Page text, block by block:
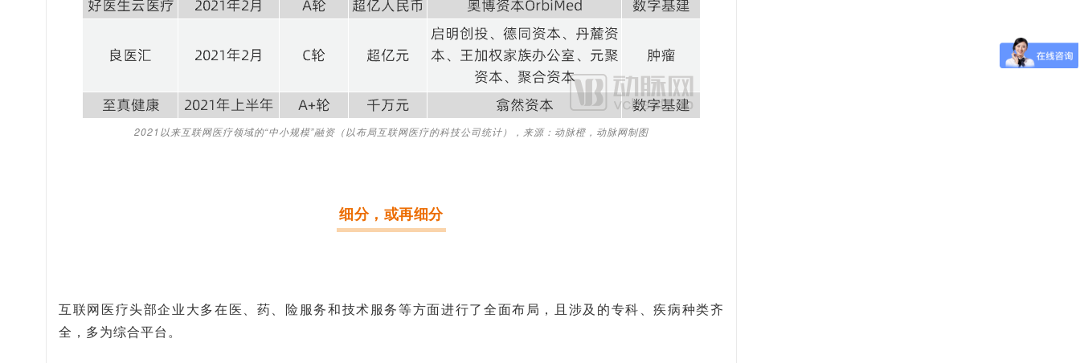
2021以来互联网医疗领域的“中小规模”融资（以布局互联网医疗的科技公司统计），来源：动脉橙，动脉网制图
细分，或再细分
互联网医疗头部企业大多在医、药、险服务和技术服务等方面进行了全面布局，且涉及的专科、疾病种类齐
全，多为综合平台。